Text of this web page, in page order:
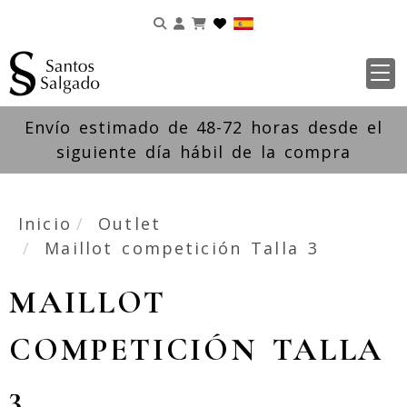
Identifícate
Envío estimado de 48-72 horas desde el
siguiente día hábil de la compra
Inicio
Outlet
Maillot competición Talla 3
MAILLOT
COMPETICIÓN TALLA
3